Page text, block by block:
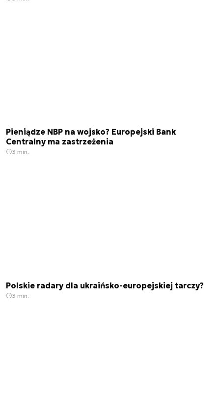
Pieniądze NBP na wojsko? Europejski Bank
Centralny ma zastrzeżenia
3 min.
Polskie radary dla ukraińsko-europejskiej tarczy?
3 min.